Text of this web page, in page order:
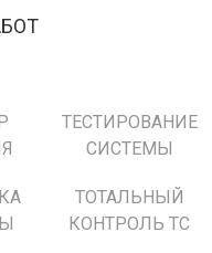
ТЕСТИРОВАНИЕ
СИСТЕМЫ
ТОТАЛЬНЫЙ
КОНТРОЛЬ ТС